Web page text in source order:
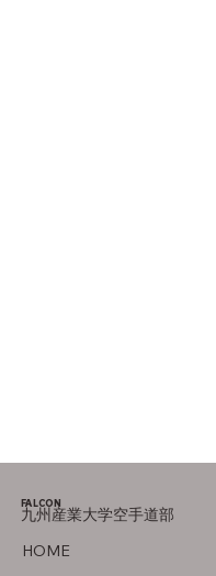
竜泉寺の湯！
HOME
FALCON
九州産業大学空手道部